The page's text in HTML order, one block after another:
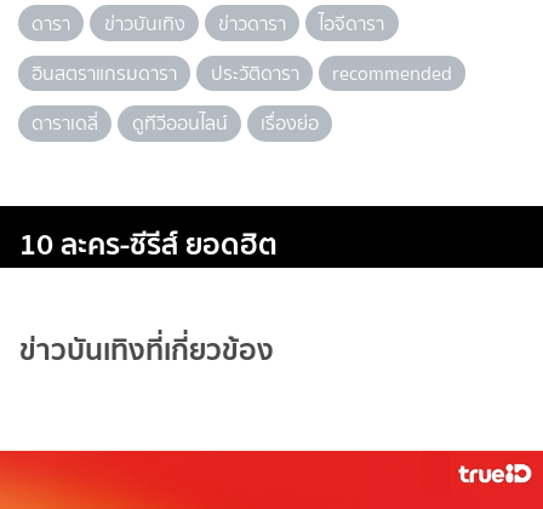
ดารา ข่าวบันเทิง ข่าวดารา
ไอจีดารา
อินสตราแกรมดารา
ประวัติดารา
recommended
ดาราเดลี่
ดูทีวีออนไลน์ เรื่องย่อ
10 ละคร-ซีรีส์ ยอดฮิต
ข่าวบันเทิงที่เกี่ยวข้อง